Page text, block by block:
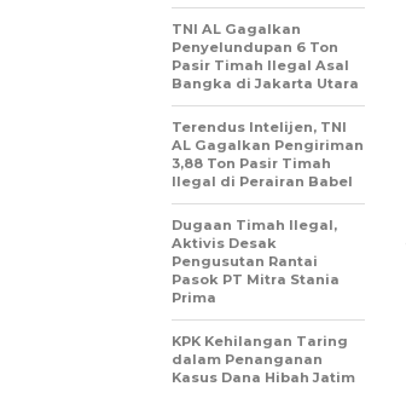
TNI AL Gagalkan
Penyelundupan 6 Ton
Pasir Timah Ilegal Asal
Bangka di Jakarta Utara
Terendus Intelijen, TNI
AL Gagalkan Pengiriman
3,88 Ton Pasir Timah
Ilegal di Perairan Babel
Dugaan Timah Ilegal,
Aktivis Desak
Pengusutan Rantai
Pasok PT Mitra Stania
Prima
KPK Kehilangan Taring
dalam Penanganan
Kasus Dana Hibah Jatim